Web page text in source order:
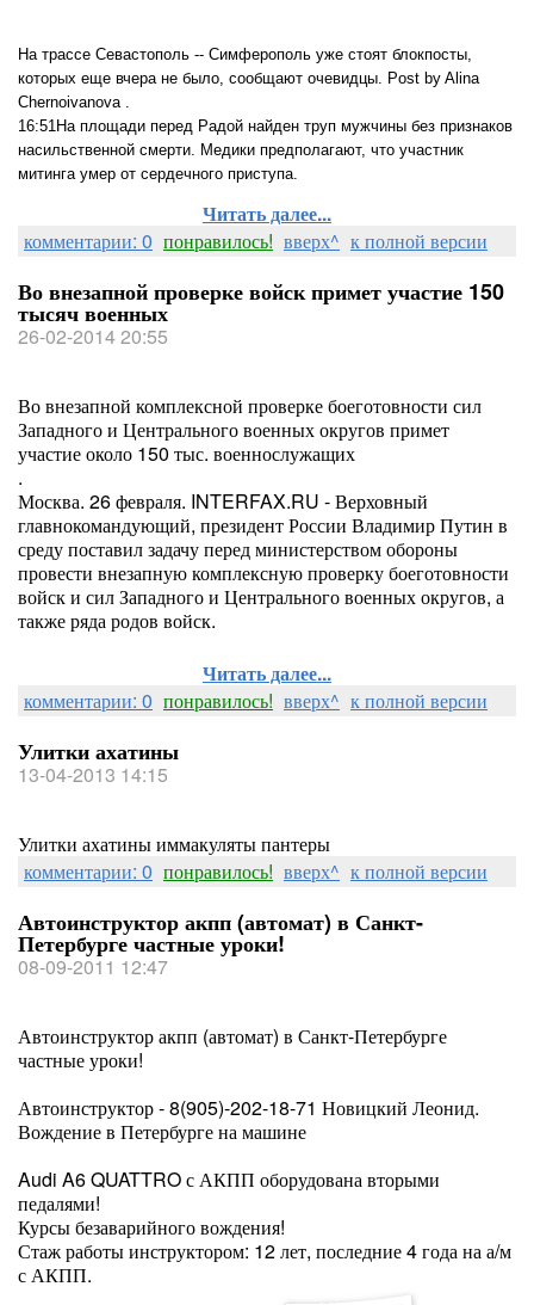
На трассе Севастополь -- Симферополь уже стоят блокпосты,
которых еще вчера не было, сообщают очевидцы. Post by Alina
Chernoivanova .
16:51На площади перед Радой найден труп мужчины без признаков
насильственной смерти. Медики предполагают, что участник
митинга умер от сердечного приступа.
Читать далее...
комментарии: 0 понравилось! вверх^ к полной версии
Во внезапной проверке войск примет участие 150
тысяч военных
26-02-2014 20:55
Во внезапной комплексной проверке боеготовности сил
Западного и Центрального военных округов примет
участие около 150 тыс. военнослужащих
.
Москва. 26 февраля. INTERFAX.RU - Верховный
главнокомандующий, президент России Владимир Путин в
среду поставил задачу перед министерством обороны
провести внезапную комплексную проверку боеготовности
войск и сил Западного и Центрального военных округов, а
также ряда родов войск.
Читать далее...
комментарии: 0 понравилось! вверх^ к полной версии
Улитки ахатины
13-04-2013 14:15
Улитки ахатины иммакуляты пантеры
комментарии: 0 понравилось! вверх^ к полной версии
Автоинструктор акпп (автомат) в Санкт-
Петербурге частные уроки!
08-09-2011 12:47
Автоинструктор акпп (автомат) в Санкт-Петербурге
частные уроки!
Автоинструктор - 8(905)-202-18-71 Новицкий Леонид.
Вождение в Петербурге на машине
Audi A6 QUATTRO с АКПП оборудована вторыми
педалями!
Курсы безаварийного вождения!
Стаж работы инструктором: 12 лет, последние 4 года на а/м
с АКПП.